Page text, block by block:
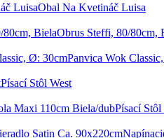
Obal Na Kvetináč Luisa
Obrus Steffi, 80/80cm,
Panvica Wok
Písací Stôl West
Písací